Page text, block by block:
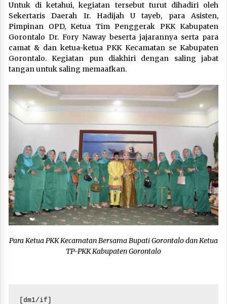
Untuk di ketahui, kegiatan tersebut turut dihadiri oleh
Sekertaris Daerah Ir. Hadijah U tayeb, para Asisten,
Pimpinan OPD, Ketua Tim Penggerak PKK Kabupaten
Gorontalo Dr. Fory Naway beserta jajarannya serta para
camat & dan ketua-ketua PKK Kecamatan se Kabupaten
Gorontalo. Kegiatan pun diakhiri dengan saling jabat
tangan untuk saling memaafkan.
Para Ketua PKK Kecamatan Bersama Bupati Gorontalo dan Ketua
TP-PKK Kabupaten Gorontalo
[dm1/if]